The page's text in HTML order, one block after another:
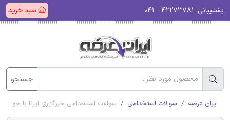
پشتیبانی: سبد خرید
جستجو
ایران عرضه سوالات استخدامی سوالات استخدامی خبرگزاری ایرنا با جواب